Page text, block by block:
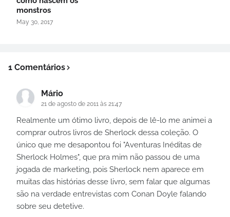
monstros
May 30, 2017
1 Comentários
Mário
21 de agosto de 2011 às 21:47
Realmente um ótimo livro, depois de lê-lo me animei a
comprar outros livros de Sherlock dessa coleção. O
único que me desapontou foi "Aventuras Inéditas de
Sherlock Holmes", que pra mim não passou de uma
jogada de marketing, pois Sherlock nem aparece em
muitas das histórias desse livro, sem falar que algumas
são na verdade entrevistas com Conan Doyle falando
sobre seu detetive.